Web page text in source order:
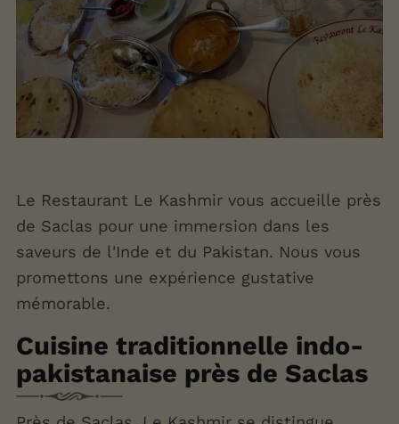
Le Restaurant Le Kashmir vous accueille près
de Saclas pour une immersion dans les
saveurs de l'Inde et du Pakistan. Nous vous
promettons une expérience gustative
mémorable.
Cuisine traditionnelle indo-
pakistanaise près de Saclas